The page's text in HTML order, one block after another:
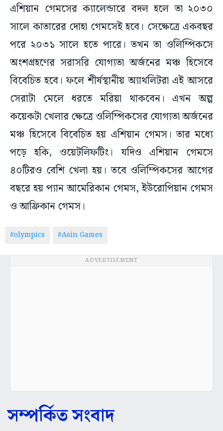
এশিয়ান গেমসের ক্যালেন্ডারে বদল হলে তা ২০৩০
সালে কাতারের দোহা গেমসেই হবে। সেক্ষেত্রে একবছর
পরে ২০৩১ সালে হতে পারে। তখন তা ওলিম্পিকসে
অংশগ্রহণের সরাসরি যোগ্যতা অর্জনের মঞ্চ হিসেবে
বিবেচিত হবে। ফলে শীর্ষস্থানীয় অ্যাথলিটরা এই আসরে
সেরাটা মেলে ধরতে মরিয়া থাকবেন। এখন অল্প
কয়েকটা খেলার ক্ষেত্রে ওলিম্পিকসের যোগ্যতা অর্জনের
মঞ্চ হিসেবে বিবেচিত হয় এশিয়ান গেমস। তার মধ্যে
পড়ে হকি, ওয়েটলিফটিং। যদিও এশিয়ান গেমসে
৪০টিরও বেশি খেলা হয়। তবে ওলিম্পিকসের আগের
বছরে হয় প্যান আমেরিকান গেমস, ইউরোপিয়ান গেমস
ও আফ্রিকান গেমস।
#olympics #Asin Games
ADVERTISEMENT
সম্পর্কিত সংবাদ